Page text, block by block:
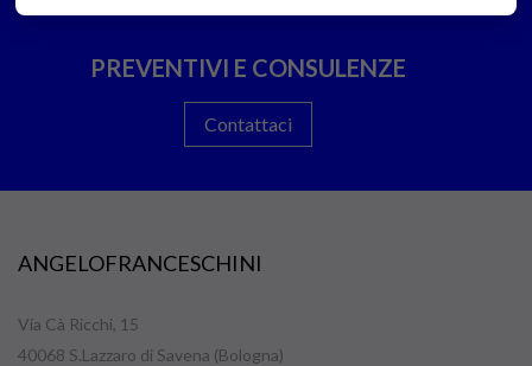
PREVENTIVI E CONSULENZE
Contattaci
ANGELOFRANCESCHINI
Via Cà Ricchi, 15
40068 S.Lazzaro di Savena (Bologna)